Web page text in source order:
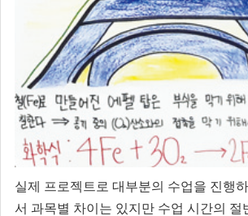
실제 프로젝트로 대부분의 수업을 진행
서 과목별 차이는 있지만 수업 시간의 절